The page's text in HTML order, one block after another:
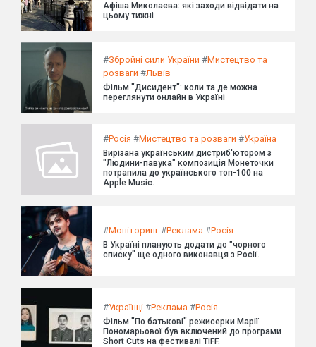
Афіша Миколаєва: які заходи відвідати на
цьому тижні
#Збройні сили України #Мистецтво та
розваги #Львів
Фільм "Дисидент": коли та де можна
переглянути онлайн в Україні
#Росія #Мистецтво та розваги #Україна
Вирізана українським дистриб'ютором з
"Людини-павука" композиція Монеточки
потрапила до українського топ-100 на
Apple Music.
#Моніторинг#Реклама #Росія
В Україні планують додати до "чорного
списку" ще одного виконавця з Росії.
#Українці #Реклама #Росія
Фільм "По батькові" режисерки Марії
Пономарьової був включений до програми
Short Cuts на фестивалі TIFF.